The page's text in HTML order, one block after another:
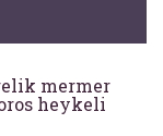
mermer
heykeli